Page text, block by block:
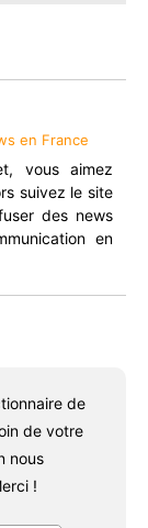
en France
vous aimez
suivez le site
des news
en
de
de votre
nous
!